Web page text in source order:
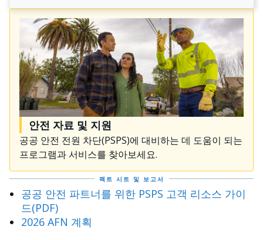
안전 자료 및 지원
공공 안전 전원 차단(PSPS)에 대비하는 데 도움이 되는
프로그램과 서비스를 찾아보세요.
팩트 시트 및 보고서
공공 안전 파트너를 위한 PSPS 고객 리소스 가이
드(PDF)
2026 AFN 계획